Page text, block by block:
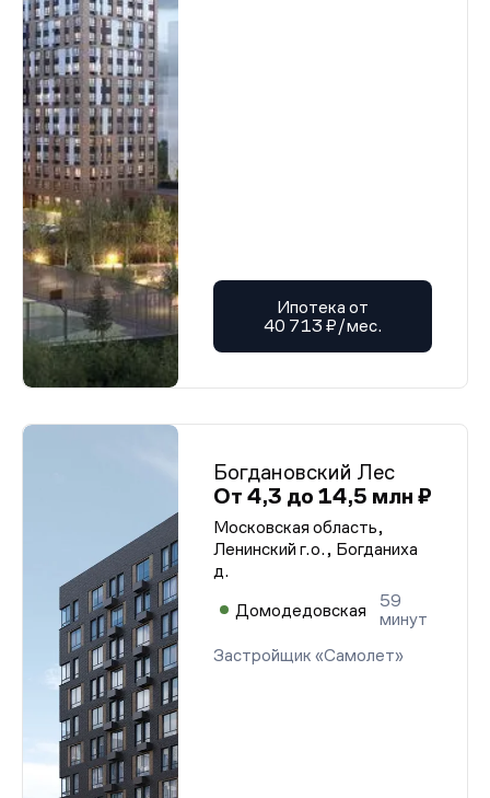
Ипотека от
40 713 ₽/мес.
Богдановский Лес
От 4,3 до 14,5 млн ₽
Московская область,
Ленинский г.о., Богданиха
д.
Домодедовская
59
минут
Застройщик «Самолет»